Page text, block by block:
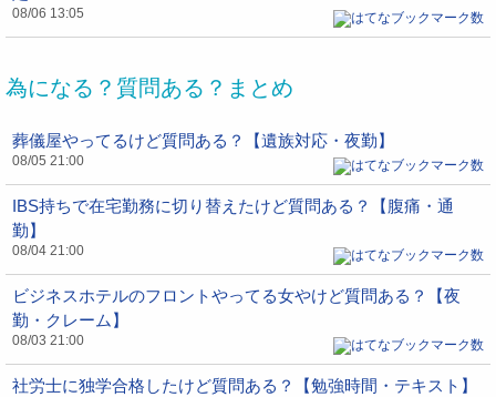
08/06 13:05
為になる？質問ある？まとめ
葬儀屋やってるけど質問ある？【遺族対応・夜勤】
08/05 21:00
IBS持ちで在宅勤務に切り替えたけど質問ある？【腹痛・通
勤】
08/04 21:00
ビジネスホテルのフロントやってる女やけど質問ある？【夜
勤・クレーム】
08/03 21:00
社労士に独学合格したけど質問ある？【勉強時間・テキスト】